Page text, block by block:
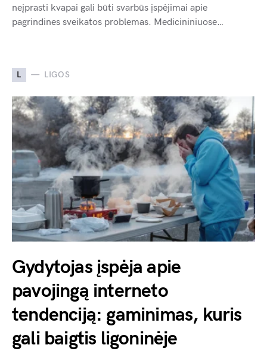
neįprasti kvapai gali būti svarbūs įspėjimai apie
pagrindines sveikatos problemas. Medicininiuose…
L LIGOS
Gydytojas įspėja apie
pavojingą interneto
tendenciją: gaminimas, kuris
gali baigtis ligoninėje